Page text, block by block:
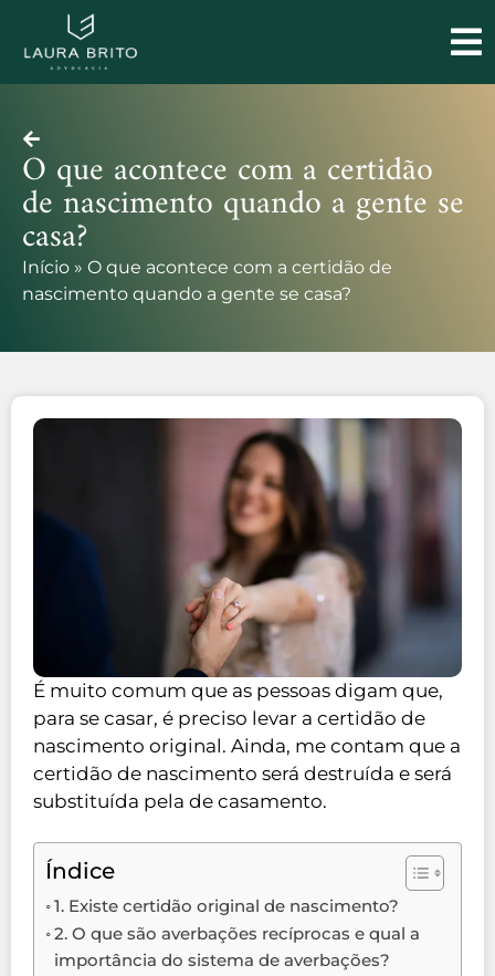
O que acontece com a certidão
de nascimento quando a gente se
casa?
Início » O que acontece com a certidão de
nascimento quando a gente se casa?
É muito comum que as pessoas digam que,
para se casar, é preciso levar a certidão de
nascimento original. Ainda, me contam que a
certidão de nascimento será destruída e será
substituída pela de casamento.
Índice
1. Existe certidão original de nascimento?
2. O que são averbações recíprocas e qual a
importância do sistema de averbações?